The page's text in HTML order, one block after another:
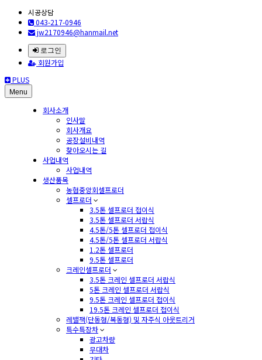
시공상담
043-217-0946
jw2170946@hanmail.net
로그인
회원가입
PLUS
Menu
회사소개
인사말
회사개요
공장설비내역
찾아오시는 길
사업내역
사업내역
생산품목
농협중앙회셀프로더
셀프로더
3.5톤 셀프로더 접이식
3.5톤 셀프로더 서랍식
4.5톤/5톤 셀프로더 접이식
4.5톤/5톤 셀프로더 서랍식
1.2톤 셀프로더
9.5톤 셀프로더
크레인셀프로더
3.5톤 크레인 셀프로더 서랍식
5톤 크레인 셀프로더 서랍식
9.5톤 크레인 셀프로더 접이식
19.5톤 크레인 셀프로더 접이식
레밸잭(단동형/복동형) 및 자주식 아웃트리거
특수특장차
광고차량
무대차